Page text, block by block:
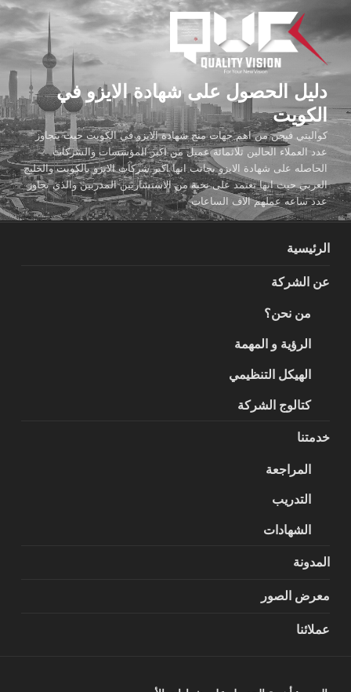
المحتوى
دليل الحصول على شهادة الايزو في
الكويت
كواليتي فيجن من اهم جهات منح شهادة الايزو في الكويت حيث يتجاوز
عدد العملاء الحالين ثلاثمائة عميل من اكبر المؤسسات والشركات
الحاصله على شهادة الايزو بجانب انها اكبر شركات الايزو بالكويت والخليج
العربي حيث انها تعتمد على نخبة من الاستشاريين المدربين والذي تجاوز
عدد ساعه عملهم الاف الساعات
الرئيسية
عن الشركة
من نحن؟
الرؤية و المهمة
الهيكل التنظيمي
كتالوج الشركة
خدمتنا
المراجعة
التدريب
الشهادات
المدونة
معرض الصور
عملائنا